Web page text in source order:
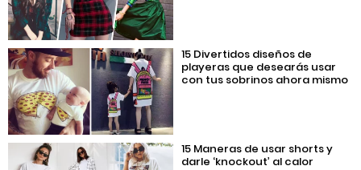
15 Divertidos diseños de
playeras que desearás usar
con tus sobrinos ahora mismo
15 Maneras de usar shorts y
darle ‘knockout’ al calor